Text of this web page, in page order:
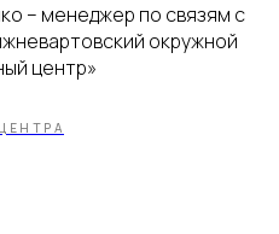
– менеджер по связям с
окружной
центр»